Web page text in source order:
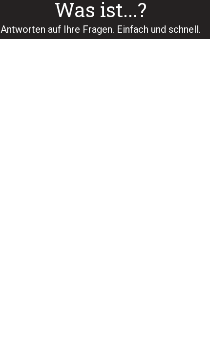
Was ist...?
Antworten auf Ihre Fragen. Einfach und schnell.​